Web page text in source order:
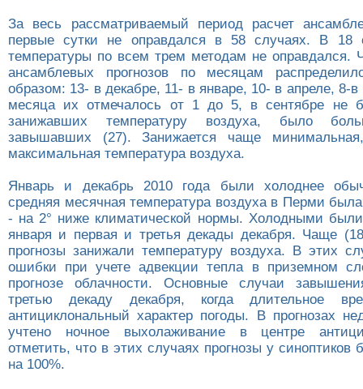
За весь рассматриваемый период расчет
первые сутки не оправдался в 58 случаях. В 18
температуры по всем трем методам не оправдался.
ансамблевых прогнозов по месяцам
образом: 13- в декабре, 11- в январе, 10- в апреле, 8-в
месяца их отмечалось от 1 до 5, в сентябре не
занижавших температуру воздуха, было
завышавших (27). Занижается чаще
максимальная температура воздуха.
Январь и декабрь 2010 года были холоднее
средняя месячная температура воздуха в Перми
- на 2° ниже климатической нормы. Холодными
января и первая и третья декады декабря. Чаще
прогнозы занижали температуру воздуха. В этих
ошибки при учете адвекции тепла в приземном
прогнозе облачности. Основные случаи
третью декаду декабря, когда длительное
антициклональный характер погоды. В прогнозах
учтено ночное выхолаживание в центре
отметить, что в этих случаях прогнозы у
на 100%.